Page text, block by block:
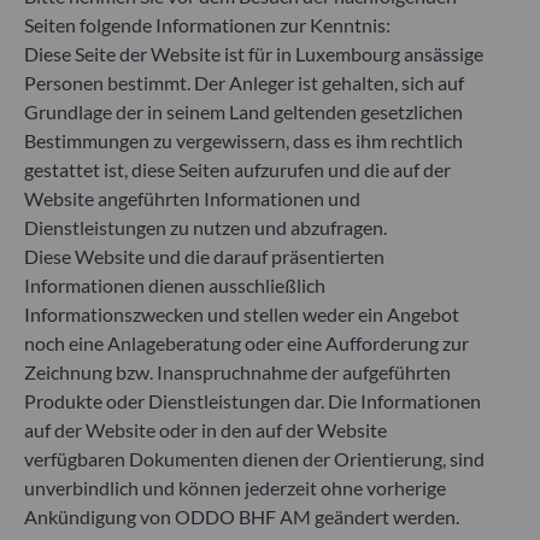
Artikel 6: Das Fondsmanagementteam
berücksichtigt bei der Anlageentscheidung keine
Auswirkungen von Anlageentscheidungen auf
Nachhaltigkeitsfaktoren.
Artikel 8: Das Fondsmanagementteam adressiert
Nachhaltigkeitsrisiken, indem es ESG-Kriterien
(Umwelt und/oder Soziales und/oder Governance)
in den Anlageentscheidungsprozess einbezieht.
Artikel 9: Das Fondsmanagementteam verfolgt ein
striktes nachhaltiges Anlageziel, das wesentlich zu
den Herausforderungen des ökologischen
Übergangs beiträgt, und adressiert
Nachhaltigkeitsrisiken durch Ratings, die vom
externen ESG-Datenanbieter der
Verwaltungsgesellschaft bereitgestellt werden.
Seiten folgende Informationen zur Kenntnis:
Diese Seite der Website ist für in Luxembourg ansässige
Personen bestimmt. Der Anleger ist gehalten, sich auf
Grundlage der in seinem Land geltenden gesetzlichen
Bestimmungen zu vergewissern, dass es ihm rechtlich
gestattet ist, diese Seiten aufzurufen und die auf der
Website angeführten Informationen und
Dienstleistungen zu nutzen und abzufragen.
Diese Website und die darauf präsentierten
Informationen dienen ausschließlich
Informationszwecken und stellen weder ein Angebot
noch eine Anlageberatung oder eine Aufforderung zur
Zeichnung bzw. Inanspruchnahme der aufgeführten
Produkte oder Dienstleistungen dar. Die Informationen
auf der Website oder in den auf der Website
verfügbaren Dokumenten dienen der Orientierung, sind
unverbindlich und können jederzeit ohne vorherige
Ankündigung von ODDO BHF AM geändert werden.